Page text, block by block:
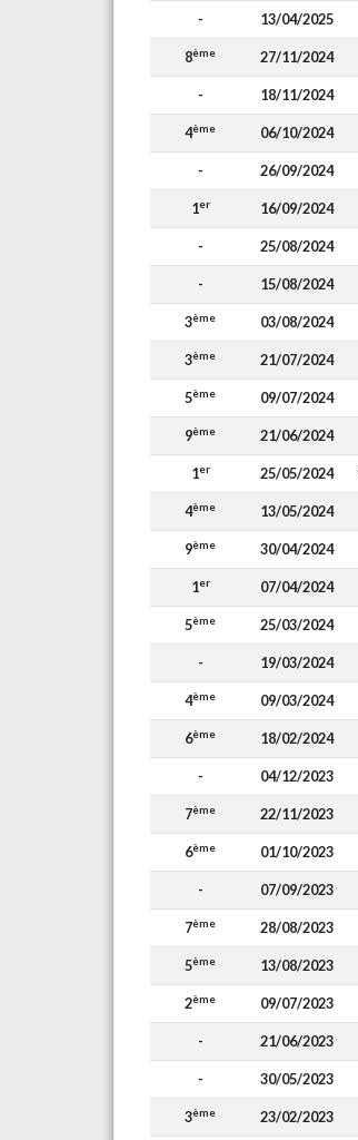
- 13/04/2025
8ème 27/11/2024
- 18/11/2024
4ème 06/10/2024
- 26/09/2024
1er 16/09/2024
- 25/08/2024
- 15/08/2024
3ème 03/08/2024
3ème 21/07/2024
5ème 09/07/2024
9ème 21/06/2024
1er 25/05/2024
4ème 13/05/2024
9ème 30/04/2024
1er 07/04/2024
5ème 25/03/2024
- 19/03/2024
4ème 09/03/2024
6ème 18/02/2024
- 04/12/2023
7ème 22/11/2023
6ème 01/10/2023
- 07/09/2023
7ème 28/08/2023
5ème 13/08/2023
2ème 09/07/2023
- 21/06/2023
- 30/05/2023
3ème 23/02/2023